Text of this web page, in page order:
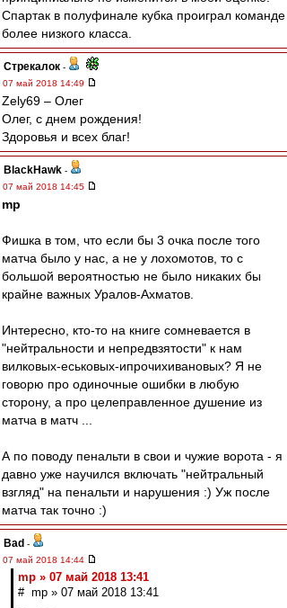
Спартак в полуфинале кубка проиграл команде
более низкого класса.
Стрекалок -
07 май 2018 14:49
Zely69 – Олег
Олег, с днем рождения!
Здоровья и всех благ!
BlackHawk -
07 май 2018 14:45
mp
Фишка в том, что если бы 3 очка после того
матча было у нас, а не у лохомотов, то с
большой вероятностью не было никаких бы
крайне важных Уралов-Ахматов.
Интересно, кто-то на книге сомневается в
"нейтральности и непредвзятости" к нам
вилковых-еськовых-ипрочихивановых? Я не
говорю про одиночные ошибки в любую
сторону, а про целеправленное душение из
матча в матч ...
А по поводу пенальти в свои и чужие ворота - я
давно уже научился включать "нейтральный
взгляд" на пенальти и нарушения :) Уж после
матча так точно :)
Bad -
07 май 2018 14:44
mp » 07 май 2018 13:41
# mp » 07 май 2018 13:41